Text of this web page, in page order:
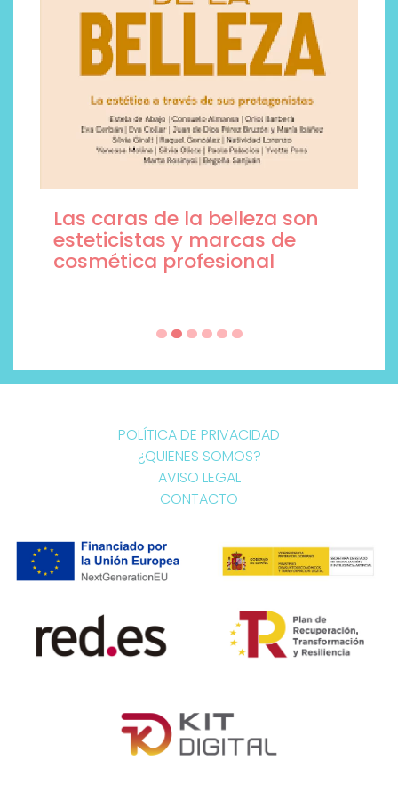
Las caras de la belleza son
esteticistas y marcas de
cosmética profesional
POLÍTICA DE PRIVACIDAD
¿QUIENES SOMOS?
AVISO LEGAL
CONTACTO